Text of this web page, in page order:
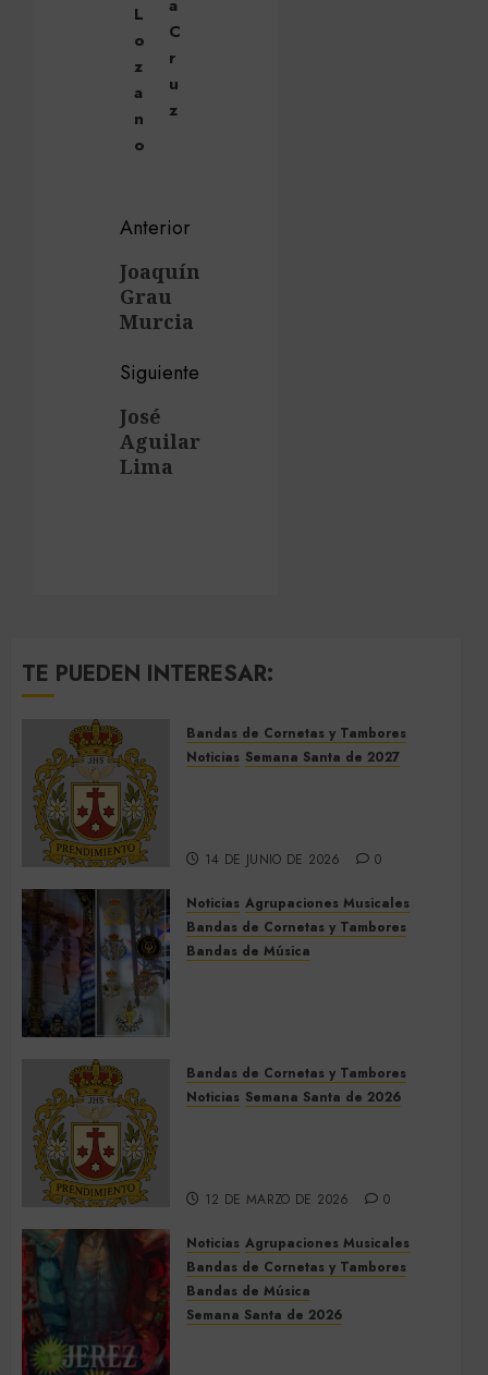
L
o
z
a
n
o
a
C
r
u
z
Navegación
de
entradas
Anterior
Entrada
anterior:
Joaquín
Grau
Murcia
Siguiente
Siguiente
entrada:
José
Aguilar
Lima
TE PUEDEN INTERESAR:
Bandas de Cornetas y Tambores
Noticias Semana Santa de 2027
14 DE JUNIO DE 2026 0
Noticias Agrupaciones Musicales
Bandas de Cornetas y Tambores
Bandas de Música
9 DE MAYO DE 2026 0
Bandas de Cornetas y Tambores
Noticias Semana Santa de 2026
12 DE MARZO DE 2026 0
Noticias Agrupaciones Musicales
Bandas de Cornetas y Tambores
Bandas de Música
Semana Santa de 2026